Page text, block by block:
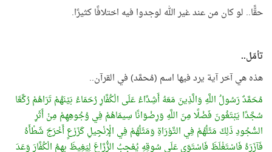
حقًّا.. لو كان من عند غير الله لوجدوا فيه اختلافًا كثيرًا.
تأمّل..
هذه هي آخر آية يرد فيها اسم (مُحمَّد) في القرآن..
مُحَمَّدٌ رَسُولُ اللَّهِ وَالَّذِينَ مَعَهُ أَشِدَّاءُ عَلَى الْكُفَّارِ رُحَمَاءُ بَيْنَهُمْ تَرَاهُمْ رُكَّعًا
سُجَّدًا يَبْتَغُونَ فَضْلًا مِنَ اللَّهِ وَرِضْوَانًا سِيمَاهُمْ فِي وُجُوهِهِمْ مِنْ أَثَرِ
السُّجُودِ ذَلِكَ مَثَلُهُمْ فِي التَّوْرَاةِ وَمَثَلُهُمْ فِي الْإِنْجِيلِ كَزَرْعٍ أَخْرَجَ شَطْأَهُ
فَآزَرَهُ فَاسْتَغْلَظَ فَاسْتَوَى عَلَى سُوقِهِ يُعْجِبُ الزُّرَّاعَ لِيَغِيظَ بِهِمُ الْكُفَّارَ وَعَدَ